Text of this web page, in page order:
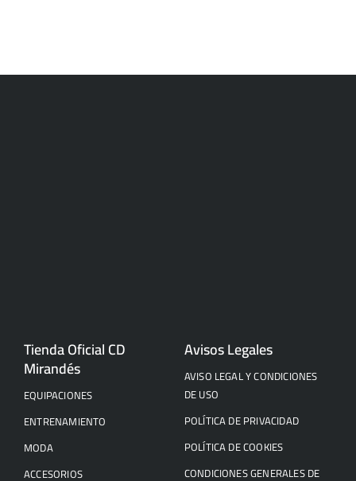
Tienda Oficial CD
Mirandés
EQUIPACIONES
ENTRENAMIENTO
MODA
ACCESORIOS
Avisos Legales
AVISO LEGAL Y CONDICIONES
DE USO
POLÍTICA DE PRIVACIDAD
POLÍTICA DE COOKIES
CONDICIONES GENERALES DE